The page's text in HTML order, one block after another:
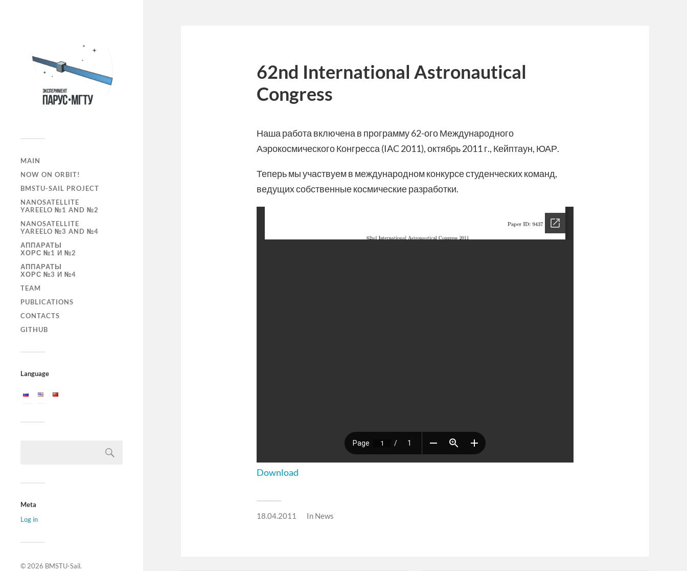
MAIN
NOW ON ORBIT!
BMSTU-SAIL PROJECT
NANOSATELLITE
YAREELO №1 AND №2
NANOSATELLITE
YAREELO №3 AND №4
АППАРАТЫ
ХОРС №1 И №2
АППАРАТЫ
ХОРС №3 И №4
TEAM
PUBLICATIONS
CONTACTS
GITHUB
Language
Meta
Log in
© 2026 BMSTU-Sail.
62nd International Astronautical
Congress
Наша работа включена в программу 62-ого Международного
Аэрокосмического Конгресса (IAC 2011), октябрь 2011 г., Кейптаун, ЮАР.
Теперь мы участвуем в международном конкурсе студенческих команд,
ведущих собственные космические разработки.
Download
18.04.2011 In News